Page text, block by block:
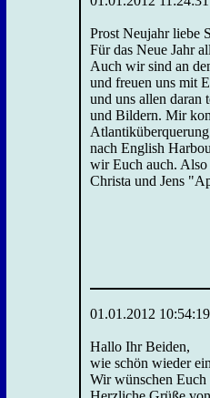
Prost Neujahr liebe
Für das Neue Jahr
Auch wir sind an
und freuen uns mit
und uns allen daran
und Bildern. Mir
nach English
wir Euch auch.
Christa und Jens
01.01.2012 10:54:19
Hallo Ihr Beiden,
wie schön wieder
Wir wünschen Euch